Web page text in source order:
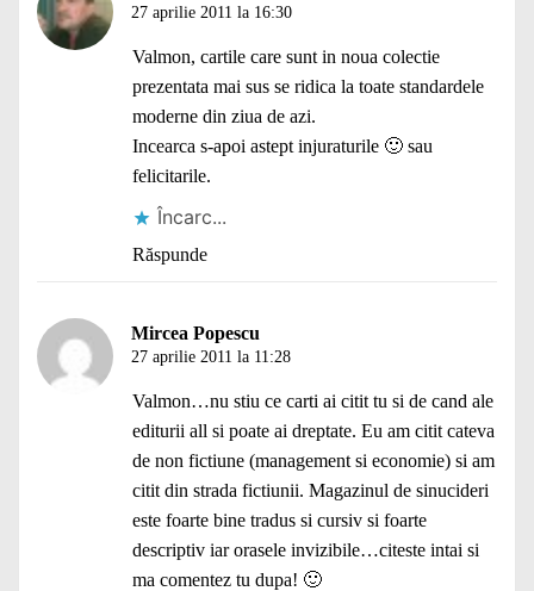
27 aprilie 2011 la 16:30
Valmon, cartile care sunt in noua colectie
prezentata mai sus se ridica la toate standardele
moderne din ziua de azi.
Incearca s-apoi astept injuraturile 🙂 sau
felicitarile.
Încarc...
Răspunde
Mircea Popescu
27 aprilie 2011 la 11:28
Valmon…nu stiu ce carti ai citit tu si de cand ale
editurii all si poate ai dreptate. Eu am citit cateva
de non fictiune (management si economie) si am
citit din strada fictiunii. Magazinul de sinucideri
este foarte bine tradus si cursiv si foarte
descriptiv iar orasele invizibile…citeste intai si
ma comentez tu dupa! 🙂